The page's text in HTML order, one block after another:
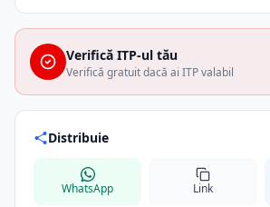
Verifică ITP-ul tău
Verifică gratuit dacă ai ITP valabil
Distribuie
WhatsApp Link